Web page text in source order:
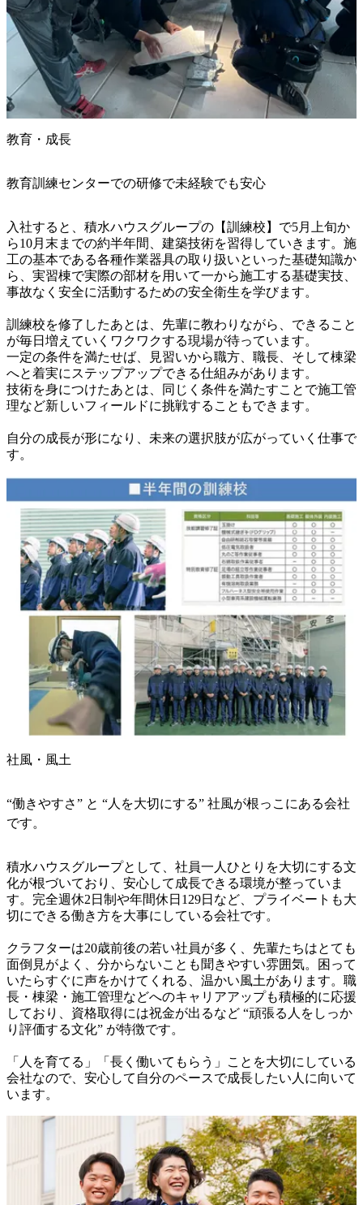
教育・成長
教育訓練センターでの研修で未経験でも安心
入社すると、積水ハウスグループの【訓練校】で5月上旬か
ら10月末までの約半年間、建築技術を習得していきます。施
工の基本である各種作業器具の取り扱いといった基礎知識か
ら、実習棟で実際の部材を用いて一から施工する基礎実技、
事故なく安全に活動するための安全衛生を学びます。
訓練校を修了したあとは、先輩に教わりながら、できること
が毎日増えていくワクワクする現場が待っています。
一定の条件を満たせば、見習いから職方、職長、そして棟梁
へと着実にステップアップできる仕組みがあります。
技術を身につけたあとは、同じく条件を満たすことで施工管
理など新しいフィールドに挑戦することもできます。
自分の成長が形になり、未来の選択肢が広がっていく仕事で
す。
社風・風土
“働きやすさ” と “人を大切にする” 社風が根っこにある会社
です。
積水ハウスグループとして、社員一人ひとりを大切にする文
化が根づいており、安心して成長できる環境が整っていま
す。完全週休2日制や年間休日129日など、プライベートも大
切にできる働き方を大事にしている会社です。
クラフターは20歳前後の若い社員が多く、先輩たちはとても
面倒見がよく、分からないことも聞きやすい雰囲気。困って
いたらすぐに声をかけてくれる、温かい風土があります。職
長・棟梁・施工管理などへのキャリアアップも積極的に応援
しており、資格取得には祝金が出るなど “頑張る人をしっか
り評価する文化” が特徴です。
「人を育てる」「長く働いてもらう」ことを大切にしている
会社なので、安心して自分のペースで成長したい人に向いて
います。